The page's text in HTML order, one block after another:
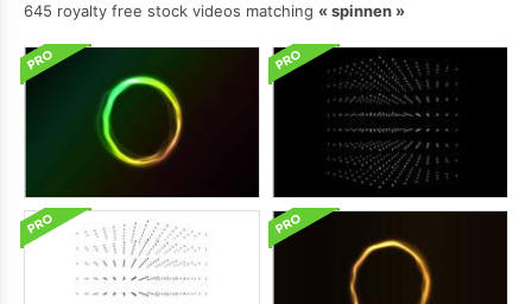
645 royalty free stock videos matching
spinnen